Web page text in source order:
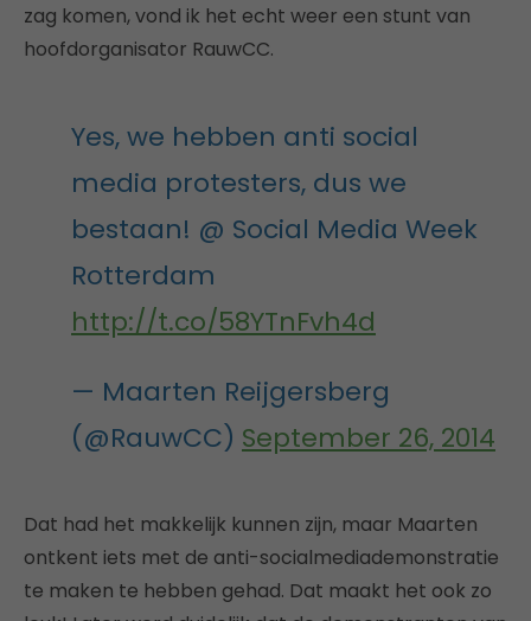
zag komen, vond ik het echt weer een stunt van
hoofdorganisator RauwCC.
Yes, we hebben anti social
media protesters, dus we
bestaan! @ Social Media Week
Rotterdam
http://t.co/58YTnFvh4d
— Maarten Reijgersberg
(@RauwCC) September 26, 2014
Dat had het makkelijk kunnen zijn, maar Maarten
ontkent iets met de anti-socialmediademonstratie
te maken te hebben gehad. Dat maakt het ook zo